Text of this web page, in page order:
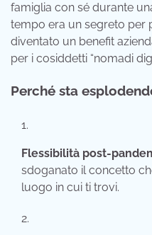
famiglia con sé durante
tempo era un segreto per
diventato un benefit
per i cosiddetti “nomadi
Perché sta
Flessibilità post-
sdoganato il concetto
luogo in cui ti trovi.